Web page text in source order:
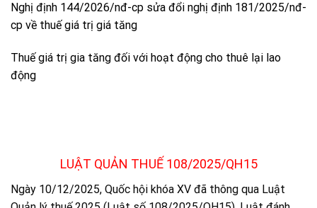
Nghị định 144/2026/nđ-cp sửa đổi nghị định 181/2025/nđ-
cp về thuế giá trị giá tăng
Thuế giá trị gia tăng đối với hoạt động cho thuê lại lao
động
LUẬT QUẢN THUẾ 108/2025/QH15
Ngày 10/12/2025, Quốc hội khóa XV đã thông qua Luật